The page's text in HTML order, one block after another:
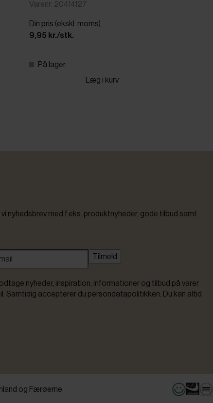
Varenr: 20414127
Din pris (ekskl. moms)
9,95 kr./stk.
På lager
Læg i kurv
nyhedsbrev med f.eks. produktnyheder, gode tilbud samt
Tilmeld
nyheder, inspiration, informationer og tilbud på varer
Samtidig accepterer du persondatapolitikken. Du kan altid
og Færøerne